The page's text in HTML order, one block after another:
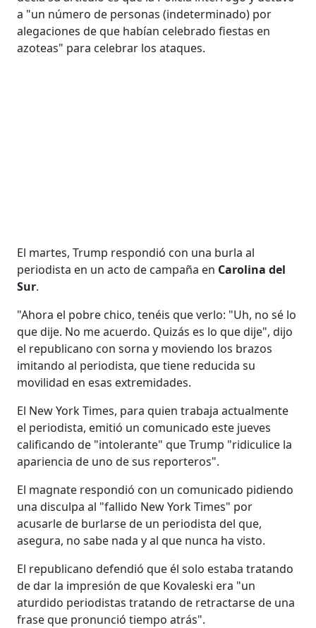
a "un número de personas (indeterminado) por
alegaciones de que habían celebrado fiestas en
azoteas" para celebrar los ataques.
El martes, Trump respondió con una burla al
periodista en un acto de campaña en Carolina del
Sur.
"Ahora el pobre chico, tenéis que verlo: "Uh, no sé lo
que dije. No me acuerdo. Quizás es lo que dije", dijo
el republicano con sorna y moviendo los brazos
imitando al periodista, que tiene reducida su
movilidad en esas extremidades.
El New York Times, para quien trabaja actualmente
el periodista, emitió un comunicado este jueves
calificando de "intolerante" que Trump "ridiculice la
apariencia de uno de sus reporteros".
El magnate respondió con un comunicado pidiendo
una disculpa al "fallido New York Times" por
acusarle de burlarse de un periodista del que,
asegura, no sabe nada y al que nunca ha visto.
El republicano defendió que él solo estaba tratando
de dar la impresión de que Kovaleski era "un
aturdido periodistas tratando de retractarse de una
frase que pronunció tiempo atrás".